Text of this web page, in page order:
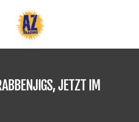
JETZT IM